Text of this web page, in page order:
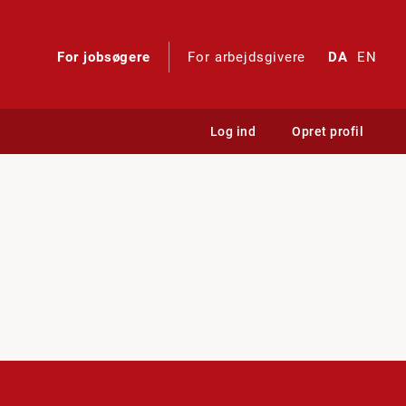
For jobsøgere For arbejdsgivere DA EN
Log ind Opret profil